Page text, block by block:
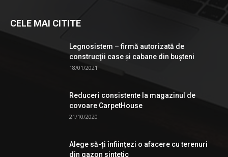
CELE MAI CITITE
Legnosistem – firmă autorizată de
construcţii case și cabane din bușteni
18/01/2021
Reduceri consistente la magazinul de
covoare CarpetHouse
21/10/2020
Alege să-ți înființezi o afacere cu terenuri
din gazon sintetic